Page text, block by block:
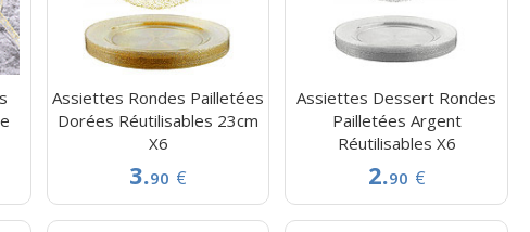
Assiettes Rondes Pailletées
Dorées Réutilisables 23cm
X6
3.90 €
Assiettes Dessert Rondes
Pailletées Argent
Réutilisables X6
2.90 €